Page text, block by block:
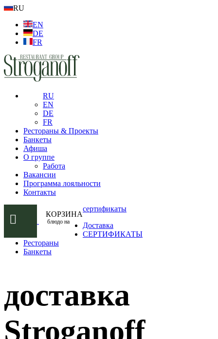
RU
EN
DE
FR
RU
EN
DE
FR
Рестораны & Проекты
Банкеты
Афиша
О группе
Работа
Вакансии
Программа лояльности
Контакты
КОРЗИНА
блюдо на
сертификаты
Доставка
СЕРТИФИКАТЫ
Рестораны
Банкеты
доставка
Stroganoff